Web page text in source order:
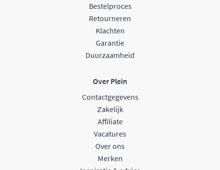
Bestelproces
Retourneren
Klachten
Garantie
Duurzaamheid
Over Plein
Contactgegevens
Zakelijk
Affiliate
Vacatures
Over ons
Merken